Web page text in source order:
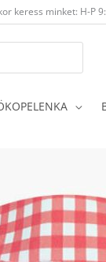
keress minket: H-P